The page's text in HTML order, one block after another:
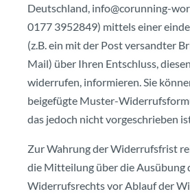
Deutschland, info@corunning-
0177 3952849) mittels einer
(z.B. ein mit der Post versandter
Mail) über Ihren Entschluss,
widerrufen, informieren. Sie
beigefügte Muster-
das jedoch nicht vorgeschrieben
Zur Wahrung der Widerrufsfrist
die Mitteilung über die Ausübung
Widerrufsrechts vor Ablauf der